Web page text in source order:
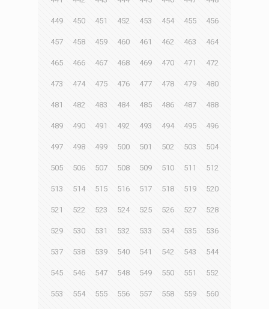
449 450 451 452 453 454 455 456
457 458 459 460 461 462 463 464
465 466 467 468 469 470 471 472
473 474 475 476 477 478 479 480
481 482 483 484 485 486 487 488
489 490 491 492 493 494 495 496
497 498 499 500 501 502 503 504
505 506 507 508 509 510 511 512
513 514 515 516 517 518 519 520
521 522 523 524 525 526 527 528
529 530 531 532 533 534 535 536
537 538 539 540 541 542 543 544
545 546 547 548 549 550 551 552
553 554 555 556 557 558 559 560